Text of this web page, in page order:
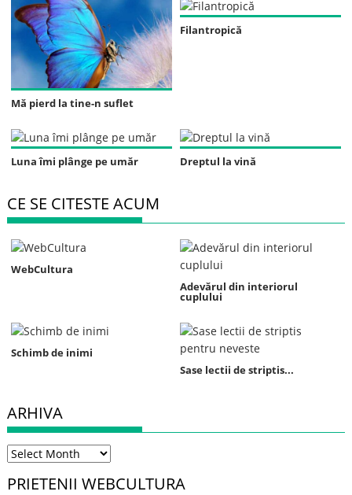
Mă pierd la tine-n suflet
Filantropică
Luna îmi plânge pe umăr Dreptul la vină
CE SE CITESTE ACUM
WebCultura
Adevărul din interiorul
cuplului
Schimb de inimi
Sase lectii de striptis...
ARHIVA
Arhiva
PRIETENII WEBCULTURA